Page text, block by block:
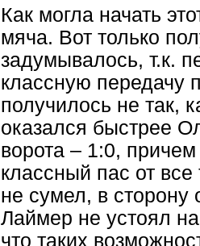
Как могла начать
мяча. Вот только
задумывалось, т.к.
классную передачу
получилось не так,
оказался быстрее
ворота – 1:0,
классный пас от
не сумел, в сторону
Лаймер не устоял
что таких